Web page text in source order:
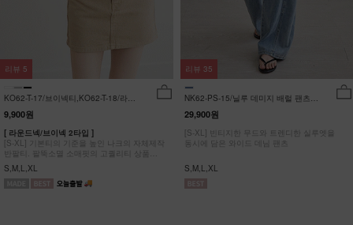
KO62-T-17/브이넥티,KO62-T-18/라운
드티_YN
9,900원
[ 라운드넥/브이넥 2타입 ]
[S-XL] 기본티의 기준을 높인 나크의 자체제작
반팔티. 팔뚝소멸 소매핏의 고퀄리티 상품
#NAK MADE.
S,M,L,XL
리뷰 5
NK62-PS-15/닐루 데미지 배럴 팬츠
_HR
29,900원
[S-XL] 빈티지한 무드와 트렌디한 실루엣을
동시에 담은 와이드 데님 팬츠
S,M,L,XL
리뷰 35